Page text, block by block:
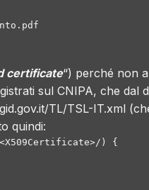
certificate“) perché non
sul CNIPA, che dal
TL/TSL-IT.xml
quindi:
) {